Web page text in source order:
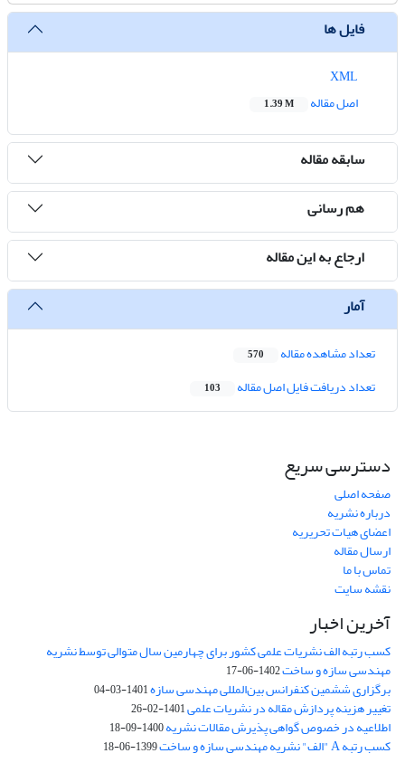
فایل ها
اصل مقاله
1.39 M
سابقه مقاله
هم رسانی
ارجاع به این مقاله
آمار
تعداد مشاهده مقاله 570
تعداد دریافت فایل اصل مقاله 103
دسترسی سریع
صفحه اصلی
درباره نشریه
اعضای هیات تحریریه
ارسال مقاله
تماس با ما
نقشه سایت
آخرین اخبار
کسب رتبه الف نشریات علمی کشور برای چهارمین سال متوالی توسط نشریه
مهندسی سازه و ساخت1402-06-17
برگزاری ششمین کنفرانس بین‌المللی مهندسی سازه1401-03-04
تغییر هزینه پردازش مقاله در نشریات علمی1401-02-26
اطلاعیه در خصوص گواهی پذیرش مقالات نشریه1400-09-18
کسب رتبه A "الف" نشریه مهندسی سازه و ساخت 1399-06-18